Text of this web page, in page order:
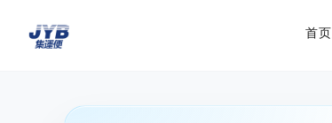
首页